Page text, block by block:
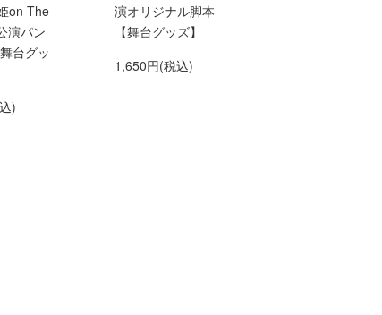
on The
演パン
台グッ
)
演オリジナル脚本
【舞台グッズ】
1,650円(税込)